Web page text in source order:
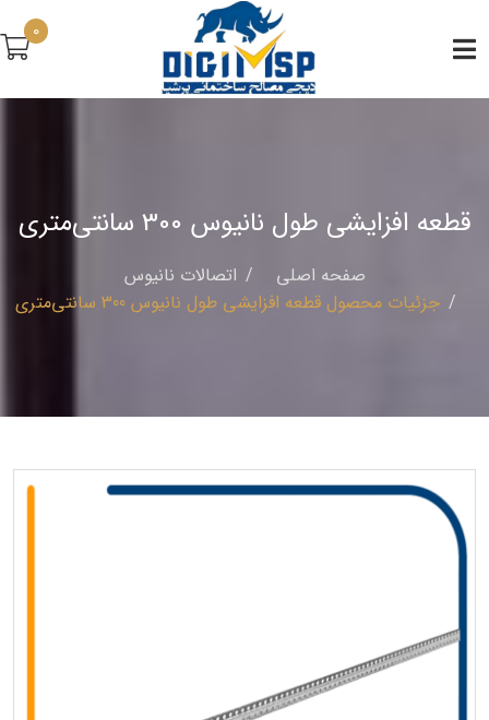
0
قطعه افزایشی طول نانیوس 300 سانتی‌متری
صفحه اصلی
اتصالات نانيوس
جزئیات محصول قطعه افزایشی طول نانیوس 300 سانتی‌متری